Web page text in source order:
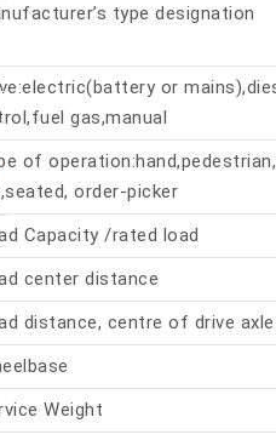
type designation
or
gas,manual
of
order-picker
Capacity /rated load
center distance
distance, centre of drive
Weight